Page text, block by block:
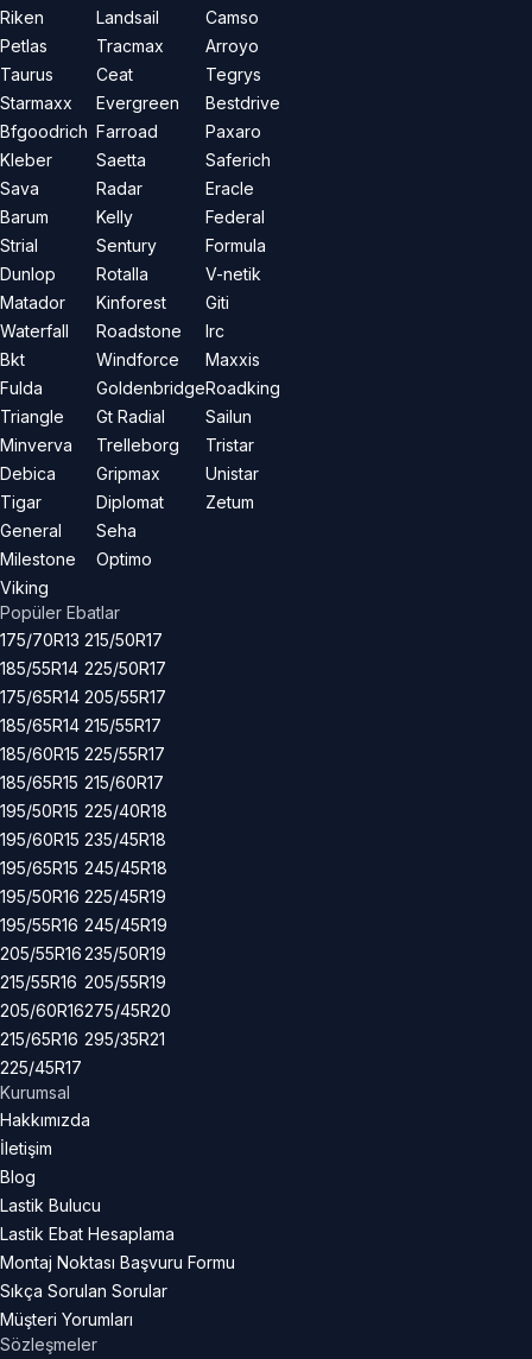
Riken
Petlas
Taurus
Starmaxx
Bfgoodrich
Kleber
Sava
Barum
Strial
Dunlop
Matador
Waterfall
Bkt
Fulda
Triangle
Minverva
Debica
Tigar
General
Milestone
Viking
Landsail
Tracmax
Ceat
Evergreen
Farroad
Saetta
Radar
Kelly
Sentury
Rotalla
Kinforest
Roadstone
Windforce
Goldenbridge
Gt Radial
Trelleborg
Gripmax
Diplomat
Seha
Optimo
Camso
Arroyo
Tegrys
Bestdrive
Paxaro
Saferich
Eracle
Federal
Formula
V-netik
Giti
Irc
Maxxis
Roadking
Sailun
Tristar
Unistar
Zetum
Popüler Ebatlar
175/70R13
185/55R14
175/65R14
185/65R14
185/60R15
185/65R15
195/50R15
195/60R15
195/65R15
195/50R16
195/55R16
205/55R16
215/55R16
205/60R16
215/65R16
225/45R17
215/50R17
225/50R17
205/55R17
215/55R17
225/55R17
215/60R17
225/40R18
235/45R18
245/45R18
225/45R19
245/45R19
235/50R19
205/55R19
275/45R20
295/35R21
Kurumsal
Hakkımızda
İletişim
Blog
Lastik Bulucu
Lastik Ebat Hesaplama
Montaj Noktası Başvuru Formu
Sıkça Sorulan Sorular
Müşteri Yorumları
Sözleşmeler